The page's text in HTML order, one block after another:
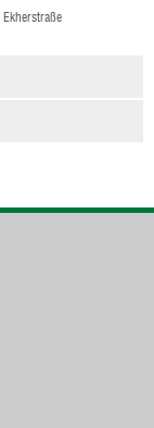
Ekherstraße